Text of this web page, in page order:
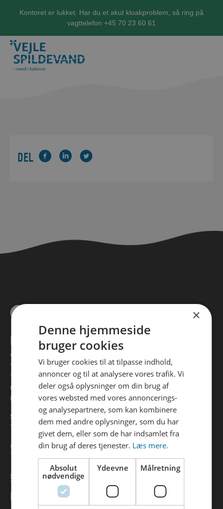
Kontoret er lukket. Har du et akut kloakproblem, så ring på
vagttelefon +45 70 23 60 61
DEL
KONTAKT
Vejle Spildevand
Toldbodvej 20
7100 Vejle
CVR 32882064
EAN 5798006363025
Spørgsmål til din regning?
76 41 37 01
Andre spørgsmål?
76 41 37 00
Skriv til os
KUNDESERVICE
×
Denne hjemmeside
bruger cookies
Vi bruger cookies til at tilpasse indhold,
annoncer og til at analysere vores trafik. Vi
deler også oplysninger om din brug af
vores websted med vores annoncerings-
og analysepartnere, som kan kombinere
dem med andre oplysninger, som du har
givet dem, eller som de har indsamlet fra
din brug af deres tjenester. Læs mere.
Absolut
nødvendige
Ydeevne Målretning